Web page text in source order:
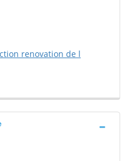
renovation de l